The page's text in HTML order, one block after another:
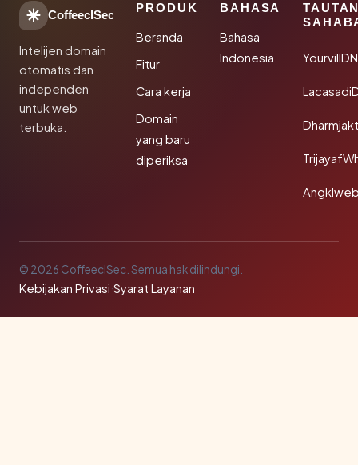
CoffeeclSec
Intelijen domain
otomatis dan
independen
untuk web
terbuka.
PRODUK
Beranda
Fitur
Cara kerja
Domain
yang baru
diperiksa
BAHASA
Bahasa
Indonesia
© 2026 CoffeeclSec. Semua hak dilindungi.
Kebijakan Privasi·Syarat Layanan